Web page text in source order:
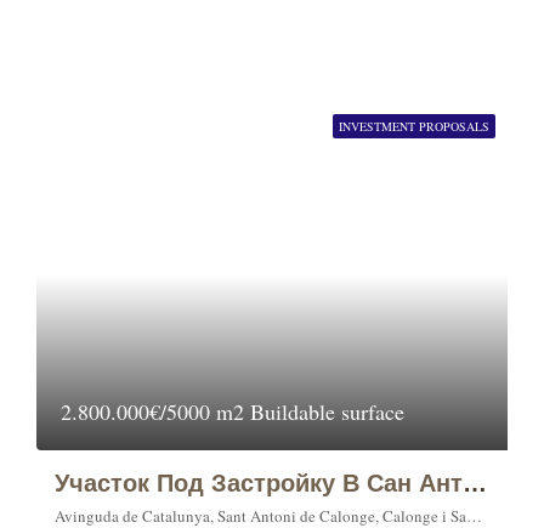
INVESTMENT PROPOSALS
2.800.000€/5000 m2 Buildable surface
Участок Под Застройку В Сан Антонио Де Калонже (Sant Antoni De Calonge)
Avinguda de Catalunya, Sant Antoni de Calonge, Calonge i Sant Antoni, Lower Empordà, Girona, Catalonia, 17251, Spain